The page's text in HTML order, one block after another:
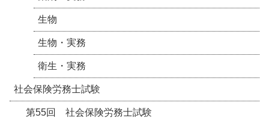
生物
生物・実務
衛生・実務
社会保険労務士試験
第55回 社会保険労務士試験